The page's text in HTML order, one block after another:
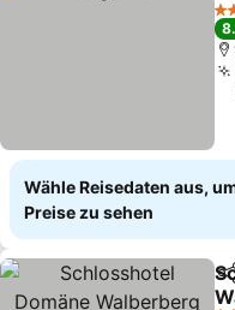
3
Wähle Reisedaten aus,
Preise zu sehen